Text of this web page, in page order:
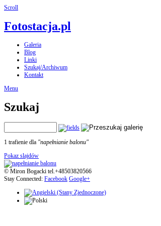
Scroll
Fotostacja.pl
Galeria
Blog
Linki
Szukaj/Archiwum
Kontakt
Menu
Szukaj
1 trafienie dla "napełnianie balonu"
Pokaz slajdów
© Miron Bogacki tel.+48503820566
Stay Connected: Facebook Google+